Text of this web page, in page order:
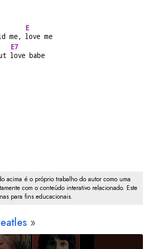
me,
E
love me
E7
love babe
acima é o próprio trabalho do autor como uma
com o conteúdo interativo relacionado. Este
para fins educacionais.